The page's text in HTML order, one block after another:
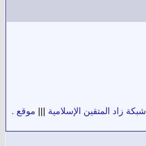
شبكة زاد المتقين الإسلامية
موقع .